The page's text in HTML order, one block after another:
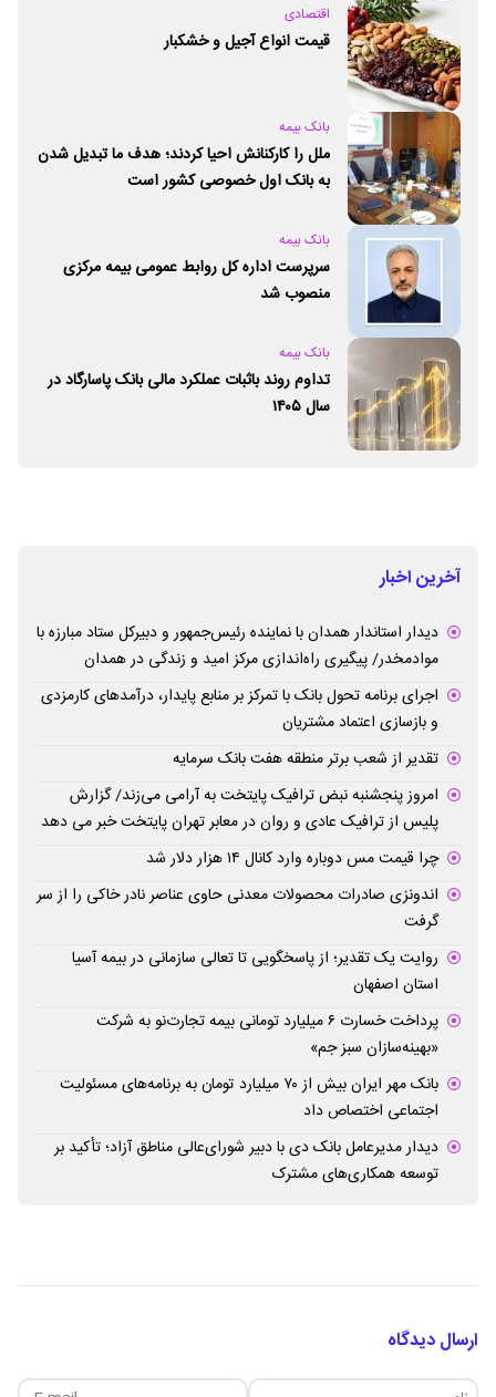
اقتصادی
قیمت انواع آجیل و خشکبار
بانک بیمه
ملل را کارکنانش احیا کردند؛ هدف ما تبدیل شدن
به بانک اول خصوصی کشور است
بانک بیمه
سرپرست اداره کل روابط عمومی بیمه مرکزی
منصوب شد
بانک بیمه
تداوم روند باثبات عملکرد مالی بانک پاسارگاد در
سال ۱۴۰۵
آخرین اخبار
دیدار استاندار همدان با نماینده رئیس‌جمهور و دبیرکل ستاد مبارزه با
موادمخدر/ پیگیری راه‌اندازی مرکز امید و زندگی در همدان
اجرای برنامه تحول بانک با تمرکز بر منابع پایدار، درآمدهای کارمزدی
و بازسازی اعتماد مشتریان
تقدیر از شعب برتر منطقه هفت بانک سرمایه
امروز پنجشنبه نبض ترافیک پایتخت به آرامی می‌زند/ گزارش
پلیس از ترافیک عادی و روان در معابر تهران پایتخت خبر می دهد
چرا قیمت مس دوباره وارد کانال ۱۴ هزار دلار شد
اندونزی صادرات محصولات معدنی حاوی عناصر نادر خاکی را از سر
گرفت
روایت یک تقدیر؛ از پاسخگویی تا تعالی سازمانی در بیمه آسیا
استان اصفهان
پرداخت خسارت ۶ میلیارد تومانی بیمه تجارت‌نو به شرکت
«بهینه‌سازان سبز جم»
بانک مهر ایران بیش از ۷۰ میلیارد تومان به برنامه‌های مسئولیت
اجتماعی اختصاص داد
دیدار مدیرعامل بانک دی با دبیر شورای‌عالی مناطق آزاد؛ تأکید بر
توسعه همکاری‌های مشترک
ارسال دیدگاه